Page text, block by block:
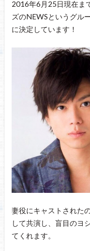
2016年6月25日現在ま
ズのNEWSというグル
に決定しています！
妻役にキャストされた
して共演し、盲目のヨ
てくれます。